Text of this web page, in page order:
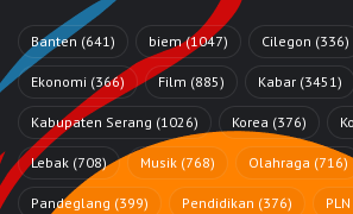
Banten (641) biem(1047) Cilegon (336)
Ekonomi (366) Film (885) Kabar (3451)
Kabupaten Serang (1026) Korea (376)
Lebak (708) Musik (768) Olahraga (716)
Pandeglang (399) Pendidikan (376) PLN